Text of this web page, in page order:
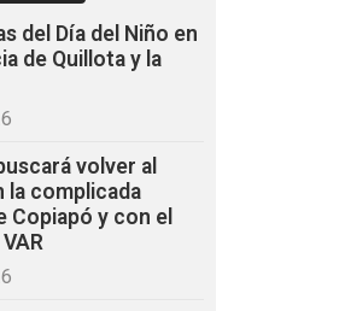
del Día del Niño en
de Quillota y la
volver al
la complicada
Copiapó y con el